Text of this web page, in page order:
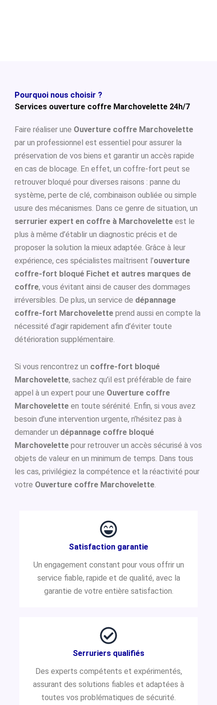
Pourquoi nous choisir ?
Services ouverture coffre Marchovelette 24h/7
Faire réaliser une Ouverture coffre Marchovelette
par un professionnel est essentiel pour assurer la
préservation de vos biens et garantir un accès rapide
en cas de blocage. En effet, un coffre-fort peut se
retrouver bloqué pour diverses raisons : panne du
système, perte de clé, combinaison oubliée ou simple
usure des mécanismes. Dans ce genre de situation, un
serrurier expert en coffre à Marchovelette est le
plus à même d’établir un diagnostic précis et de
proposer la solution la mieux adaptée. Grâce à leur
expérience, ces spécialistes maîtrisent l’ouverture
coffre-fort bloqué Fichet et autres marques de
coffre, vous évitant ainsi de causer des dommages
irréversibles. De plus, un service de dépannage
coffre-fort Marchovelette prend aussi en compte la
nécessité d’agir rapidement afin d’éviter toute
détérioration supplémentaire.
Si vous rencontrez un coffre-fort bloqué
Marchovelette, sachez qu’il est préférable de faire
appel à un expert pour une Ouverture coffre
Marchovelette en toute sérénité. Enfin, si vous avez
besoin d’une intervention urgente, n’hésitez pas à
demander un dépannage coffre bloqué
Marchovelette pour retrouver un accès sécurisé à vos
objets de valeur en un minimum de temps. Dans tous
les cas, privilégiez la compétence et la réactivité pour
votre Ouverture coffre Marchovelette.
Satisfaction garantie
Un engagement constant pour vous offrir un
service fiable, rapide et de qualité, avec la
garantie de votre entière satisfaction.
Serruriers qualifiés
Des experts compétents et expérimentés,
assurant des solutions fiables et adaptées à
toutes vos problématiques de sécurité.